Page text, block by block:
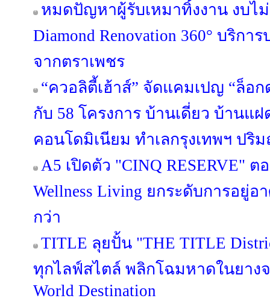
หมดปัญหาผู้รับเหมาทิ้งงาน งบไ
Diamond Renovation 360° บริกา
จากตราเพชร
“ควอลิตี้เฮ้าส์” จัดแคมเปญ “ล็อ
กับ 58 โครงการ บ้านเดี่ยว บ้านแ
คอนโดมิเนียม ทำเลกรุงเทพฯ ปริ
A5 เปิดตัว "CINQ RESERVE"
Wellness Living ยกระดับการอยู่
กว่า
TITLE ลุยปั้น "THE TITLE
ทุกไลฟ์สไตล์ พลิกโฉมหาดในยางจ
World Destination